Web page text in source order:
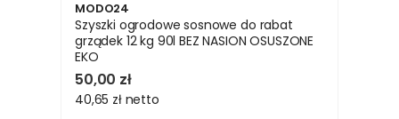
MODO24
Szyszki ogrodowe sosnowe do rabat
grządek 12 kg 90l BEZ NASION OSUSZONE
EKO
50,00 zł
40,65 zł netto